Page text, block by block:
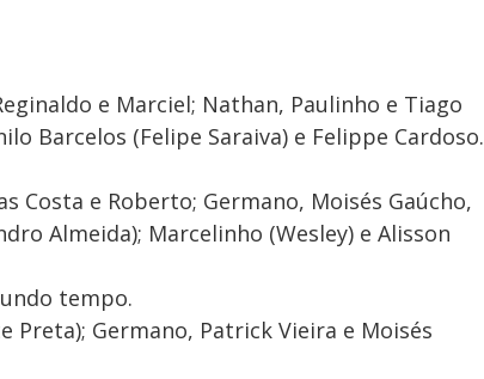
e Marciel; Nathan, Paulinho e Tiago
Barcelos (Felipe Saraiva) e Felippe Cardoso.
Costa e Roberto; Germano, Moisés Gaúcho,
Almeida); Marcelinho (Wesley) e Alisson
tempo.
Preta); Germano, Patrick Vieira e Moisés